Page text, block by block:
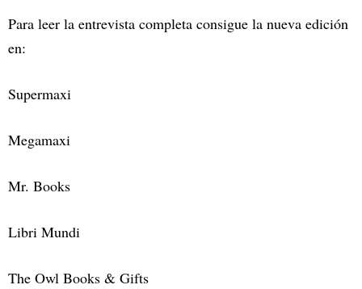
Para leer la entrevista completa consigue la nueva edición
en:
Supermaxi
Megamaxi
Mr. Books
Libri Mundi
The Owl Books & Gifts